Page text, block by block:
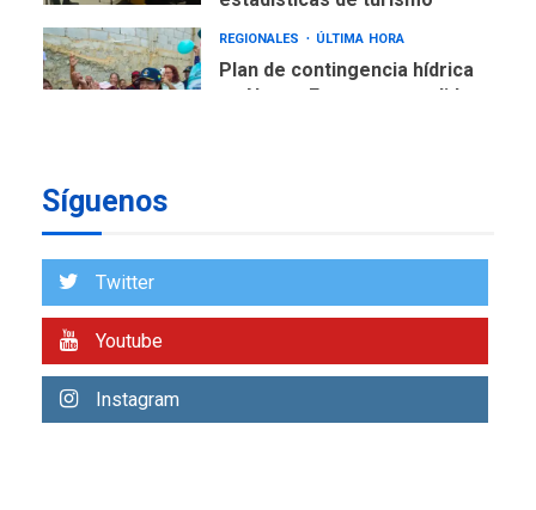
REGIONALES ÚLTIMA HORA
Plan de contingencia hídrica
en Nueva Esparta consolida
7
Síguenos
Twitter
Youtube
Instagram